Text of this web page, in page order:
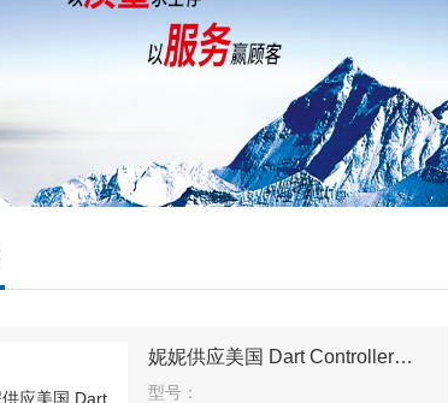
妮妮供应美国 Dart Controller转速表控制器
型号：